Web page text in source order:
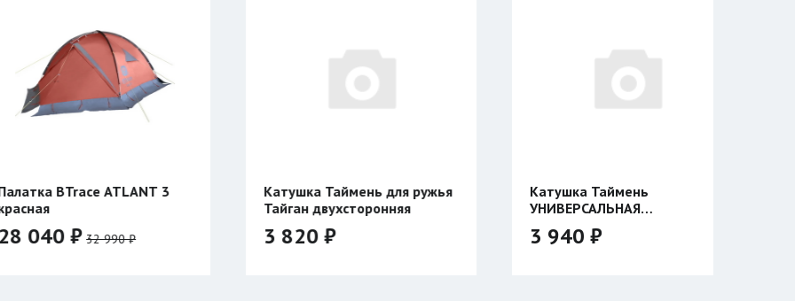
Катушка Таймень для ружья
3 820 ₽
Катушка Таймень
УНИВЕРСАЛЬНАЯ
Куртка Сивера АМУЛЕТ